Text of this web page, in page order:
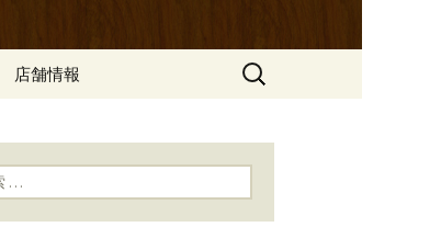
店舗情報
検